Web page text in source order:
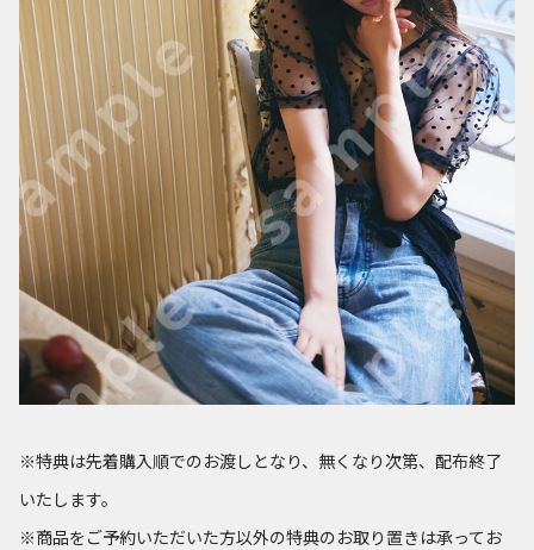
※特典は先着購入順でのお渡しとなり、無くなり次第、配布終了
いたします。
※商品をご予約いただいた方以外の特典のお取り置きは承ってお